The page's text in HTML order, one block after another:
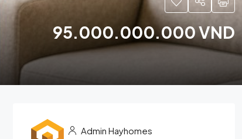
95.000.000.000 VND
Admin Hayhomes